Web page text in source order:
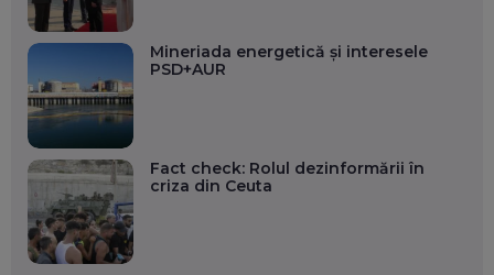
Mineriada energetică și interesele
PSD+AUR
Fact check: Rolul dezinformării în
criza din Ceuta